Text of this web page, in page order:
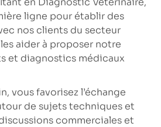
ligne pour établir des
nos clients du secteur
aider à proposer notre
et diagnostics médicaux
vous favorisez l’échange
de sujets techniques et
commerciales et